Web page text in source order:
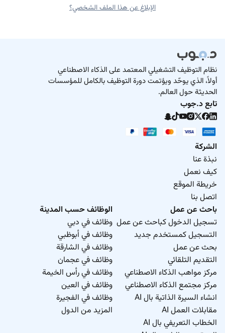
الإبلاغ عن هذا الملف الشخصي؟
نظام التوظيف التشغيلي المعتمد على الذكاء الاصطناعي
أولاً، الذي يوحّد ويؤتمت دورة التوظيف بالكامل للمؤسسات
الحديثة حول العالم.
تابع د.جوب
الشركة
نبذة عنا
كيف نعمل
خريطة الموقع
اتصل بنا
باحث عن عمل
تسجيل الدخول كباحث عن عمل
التسجيل كمستخدم جديد
بحث عن عمل
التقديم التلقائي
مركز مواهب الذكاء الاصطناعي
مركز مجتمع الذكاء الاصطناعي
انشاء السيرة الذاتية بال AI
مقابلات العمل AI
الخطاب التعريفي بال AI
الوظائف حسب المدينة
وظائف في دبي
وظائف في أبوظبي
وظائف في الشارقة
وظائف في عجمان
وظائف في رأس الخيمة
وظائف في العين
وظائف في الفجيرة
المزيد من الدول